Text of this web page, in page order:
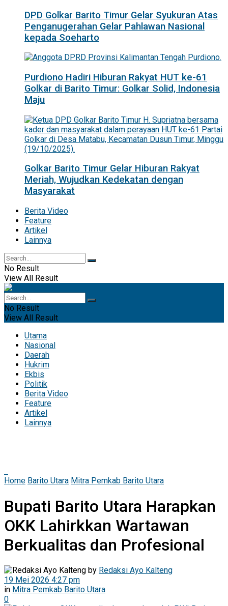
DPD Golkar Barito Timur Gelar Syukuran Atas
Penganugerahan Gelar Pahlawan Nasional
kepada Soeharto
Purdiono Hadiri Hiburan Rakyat HUT ke-61
Golkar di Barito Timur: Golkar Solid, Indonesia
Maju
Golkar Barito Timur Gelar Hiburan Rakyat
Meriah, Wujudkan Kedekatan dengan
Masyarakat
Berita Video
Feature
Artikel
Lainnya
No Result
View All Result
No Result
View All Result
Utama
Nasional
Daerah
Hukrim
Ekbis
Politik
Berita Video
Feature
Artikel
Lainnya
Home Barito Utara Mitra Pemkab Barito Utara
Bupati Barito Utara Harapkan
OKK Lahirkkan Wartawan
Berkualitas dan Profesional
by Redaksi Ayo Kalteng
19 Mei 2026 4:27 pm
in Mitra Pemkab Barito Utara
0